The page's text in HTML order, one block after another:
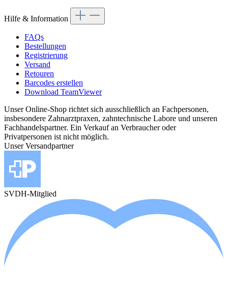
Hilfe & Information
FAQs
Bestellungen
Registrierung
Versand
Retouren
Barcodes erstellen
Download TeamViewer
Unser Online-Shop richtet sich ausschließlich an Fachpersonen,
insbesondere Zahnarztpraxen, zahntechnische Labore und unseren
Fachhandelspartner. Ein Verkauf an Verbraucher oder
Privatpersonen ist nicht möglich.
Unser Versandpartner
SVDH-Mitglied